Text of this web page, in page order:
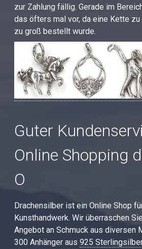
zur Zahlung fällig. Gerade im
das öfters mal vor, da eine Kette zu
zu groß bestellt wurde.
Guter
Online Shopping
O
Drachensilber ist ein Online Shop
Kunsthandwerk. Wir überraschen
Angebot an Schmuck aus diversen
300 Anhänger aus925